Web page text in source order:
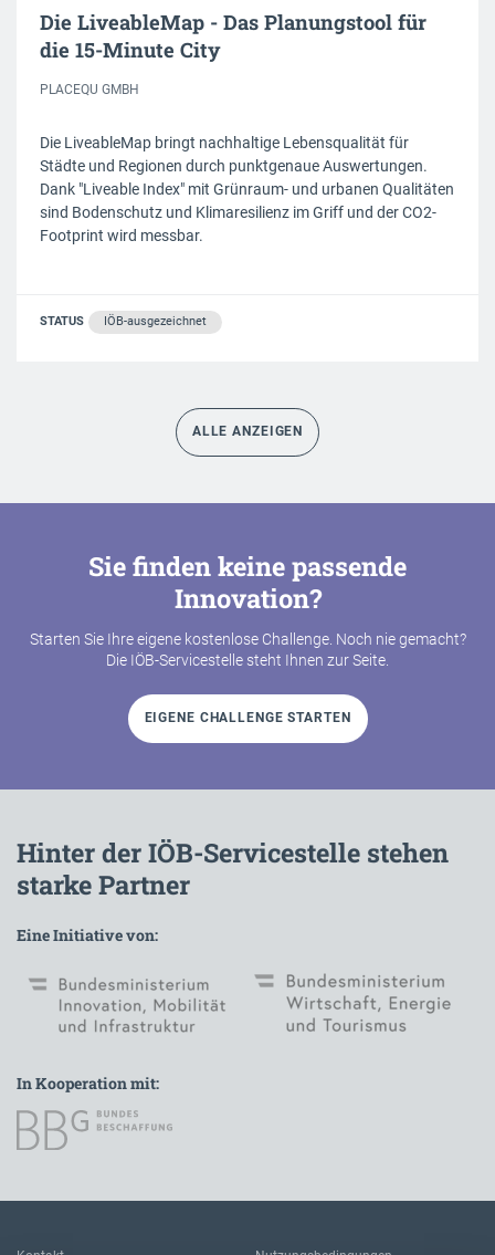
Die LiveableMap - Das Planungstool für
die 15-Minute City
PLACEQU GMBH
Die LiveableMap bringt nachhaltige Lebensqualität für
Städte und Regionen durch punktgenaue Auswertungen.
Dank "Liveable Index" mit Grünraum- und urbanen Qualitäten
sind Bodenschutz und Klimaresilienz im Griff und der CO2-
Footprint wird messbar.
STATUS IÖB-ausgezeichnet
ALLE ANZEIGEN
Sie finden keine passende
Innovation?
Starten Sie Ihre eigene kostenlose Challenge. Noch nie gemacht?
Die IÖB-Servicestelle steht Ihnen zur Seite.
EIGENE CHALLENGE STARTEN
Hinter der IÖB-Servicestelle stehen
starke Partner
Eine Initiative von:
In Kooperation mit: